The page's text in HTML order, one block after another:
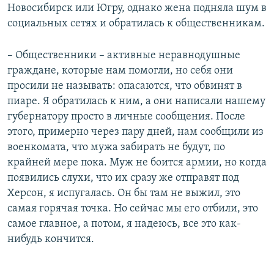
Новосибирск или Югру, однако жена подняла шум в
социальных сетях и обратилась к общественникам.
– Общественники – активные неравнодушные
граждане, которые нам помогли, но себя они
просили не называть: опасаются, что обвинят в
пиаре. Я обратилась к ним, а они написали нашему
губернатору просто в личные сообщения. После
этого, примерно через пару дней, нам сообщили из
военкомата, что мужа забирать не будут, по
крайней мере пока. Муж не боится армии, но когда
появились слухи, что их сразу же отправят под
Херсон, я испугалась. Он бы там не выжил, это
самая горячая точка. Но сейчас мы его отбили, это
самое главное, а потом, я надеюсь, все это как-
нибудь кончится.